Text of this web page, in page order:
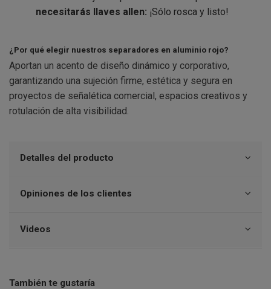
necesitarás llaves allen: ¡Sólo rosca y listo!
¿Por qué elegir nuestros separadores en aluminio rojo?
Aportan un acento de diseño dinámico y corporativo,
garantizando una sujeción firme, estética y segura en
proyectos de señalética comercial, espacios creativos y
rotulación de alta visibilidad.
Detalles del producto
Opiniones de los clientes
Videos
También te gustaría